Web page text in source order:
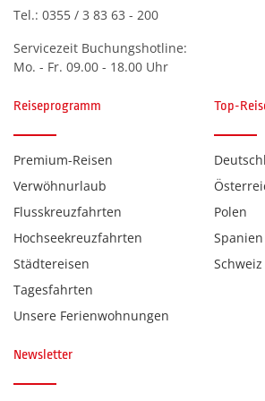
Tel.: 0355 / 3 83 63 - 200
Servicezeit Buchungshotline:
Mo. - Fr. 09.00 - 18.00 Uhr
Reiseprogramm
Premium-Reisen
Verwöhnurlaub
Flusskreuzfahrten
Hochseekreuzfahrten
Städtereisen
Tagesfahrten
Unsere Ferienwohnungen
Top-
Polen
Spanien
Schweiz
Newsletter